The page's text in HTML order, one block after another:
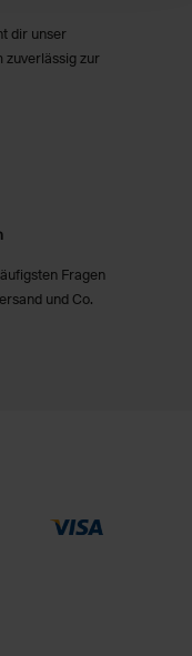
dir unser
zuverlässig zur
Fragen
und Co.